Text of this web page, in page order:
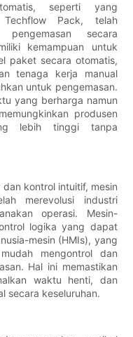
seperti yang
Pack, telah
pengemasan secara
kemampuan untuk
paket secara otomatis,
tenaga kerja manual
untuk pengemasan.
yang berharga namun
produsen
lebih tinggi tanpa
kontrol intuitif, mesin
merevolusi industri
operasi. Mesin-
logika yang dapat
mesin (HMIs), yang
mengontrol dan
Hal ini memastikan
waktu henti, dan
secara keseluruhan.